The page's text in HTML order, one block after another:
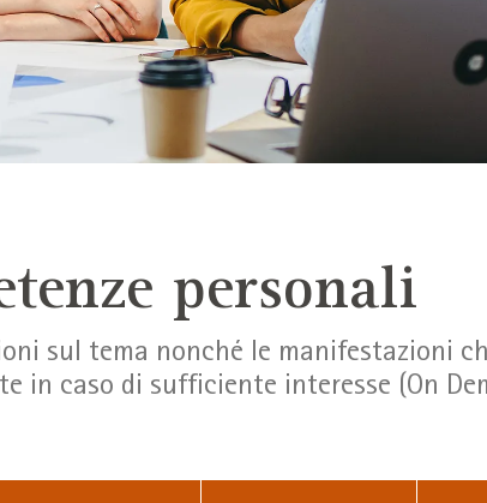
personali
sul tema nonché le manifestazioni
in caso di sufficiente interesse (On